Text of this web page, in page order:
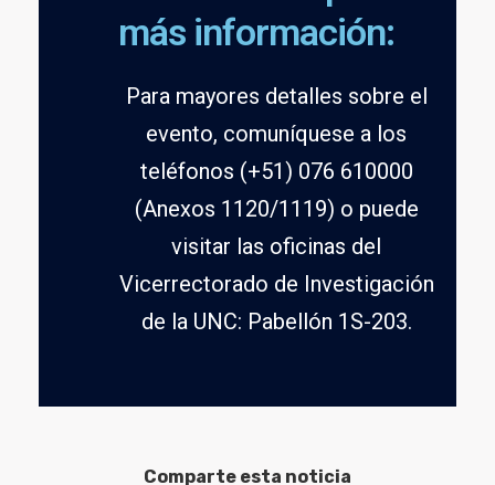
más información:
Para mayores detalles sobre el
evento, comuníquese a los
teléfonos (+51) 076 610000
(Anexos 1120/1119) o puede
visitar las oficinas del
Vicerrectorado de Investigación
de la UNC: Pabellón 1S-203.
Comparte esta noticia